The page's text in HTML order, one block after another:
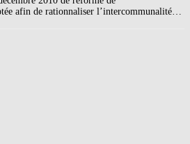
afin de rationnaliser l’intercommunalité…